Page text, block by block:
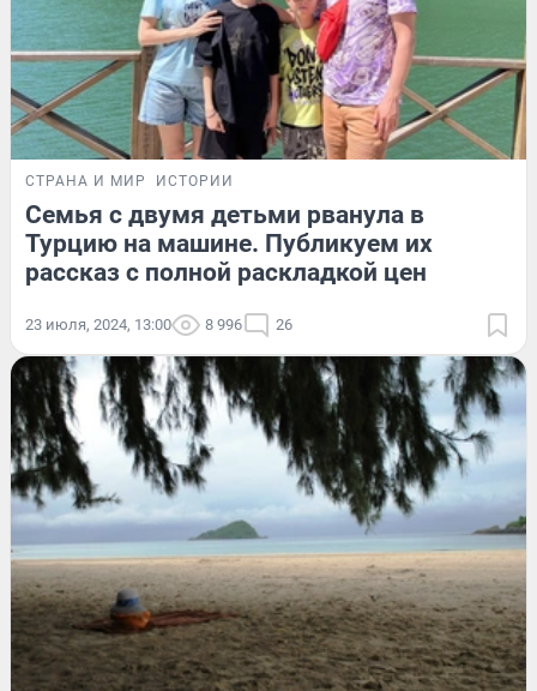
СТРАНА И МИР ИСТОРИИ
Семья с двумя детьми рванула в
Турцию на машине. Публикуем их
рассказ с полной раскладкой цен
23 июля, 2024, 13:00 8 996 26